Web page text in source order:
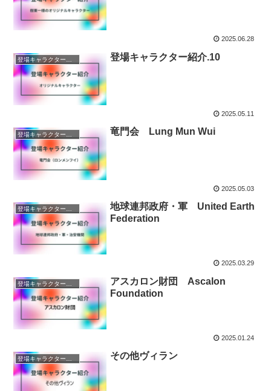
2025.06.28
登場キャラクター紹介.10
2025.05.11
竜門会 Lung Mun Wui
2025.05.03
登場キャラクター紹介
地球連邦政府・軍 United Earth
Federation
2025.03.29
アスカロン財団 Ascalon
Foundation
2025.01.24
その他ヴィラン